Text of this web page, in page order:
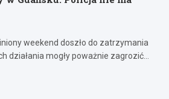
weekend doszło do zatrzymania
działania mogły poważnie zagrozić…